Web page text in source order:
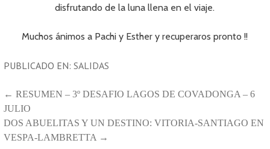
disfrutando de la luna llena en el viaje.
Muchos ánimos a Pachi y Esther y recuperaros pronto !!
PUBLICADO EN:SALIDAS
NAVEGACIÓN
DE
ENTRADAS
← RESUMEN – 3º DESAFIO LAGOS DE COVADONGA – 6
JULIO
DOS ABUELITAS Y UN DESTINO: VITORIA-SANTIAGO EN
VESPA-LAMBRETTA →